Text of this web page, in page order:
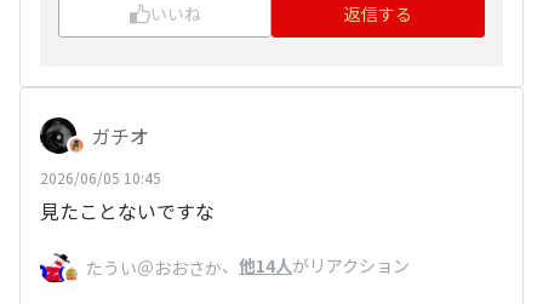
いいね 返信する
ガチオ
2026/06/05 10:45
見たことないですな
たうい＠おおさか、 他14人がリアクション